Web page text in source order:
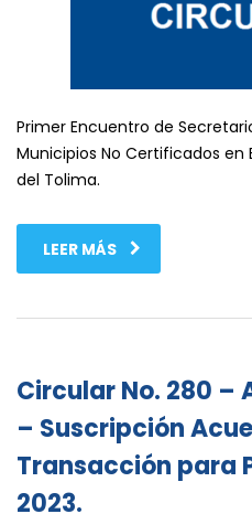
Primer Encuentro de
Municipios No Certificados
del Tolima.
LEER MÁS
Circular No. 280 –
– Suscripción
Transacción para
2023.